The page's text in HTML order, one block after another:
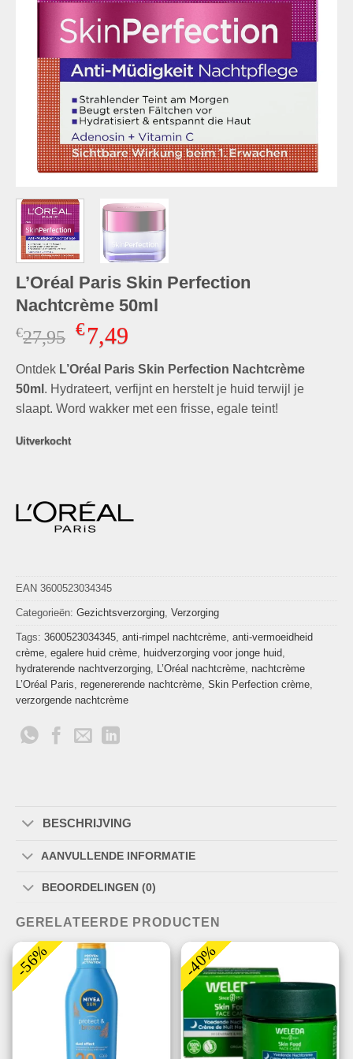
L’Oréal Paris Skin Perfection
Nachtcrème 50ml
€27,95 Oorspronkelijke
prijs
was:
€27,95.
€7,49Huidige
is:
€7,49.
Ontdek L’Oréal Paris Skin Perfection Nachtcrème
50ml . Hydrateert, verfijnt en herstelt je huid terwijl je
slaapt. Word wakker met een frisse, egale teint!
Uitverkocht
EAN 3600523034345
Categorieën: Gezichtsverzorging, Verzorging
Tags: 3600523034345, anti-rimpel nachtcrème, anti-vermoeidheid
crème, egalere huid crème, huidverzorging voor jonge huid,
hydraterende nachtverzorging, L’Oréal nachtcrème, nachtcrème
L’Oréal Paris, regenererende nachtcrème, Skin Perfection crème,
verzorgende nachtcrème
BESCHRIJVING
AANVULLENDE INFORMATIE
BEOORDELINGEN (0)
GERELATEERDE PRODUCTEN
-56% -40%